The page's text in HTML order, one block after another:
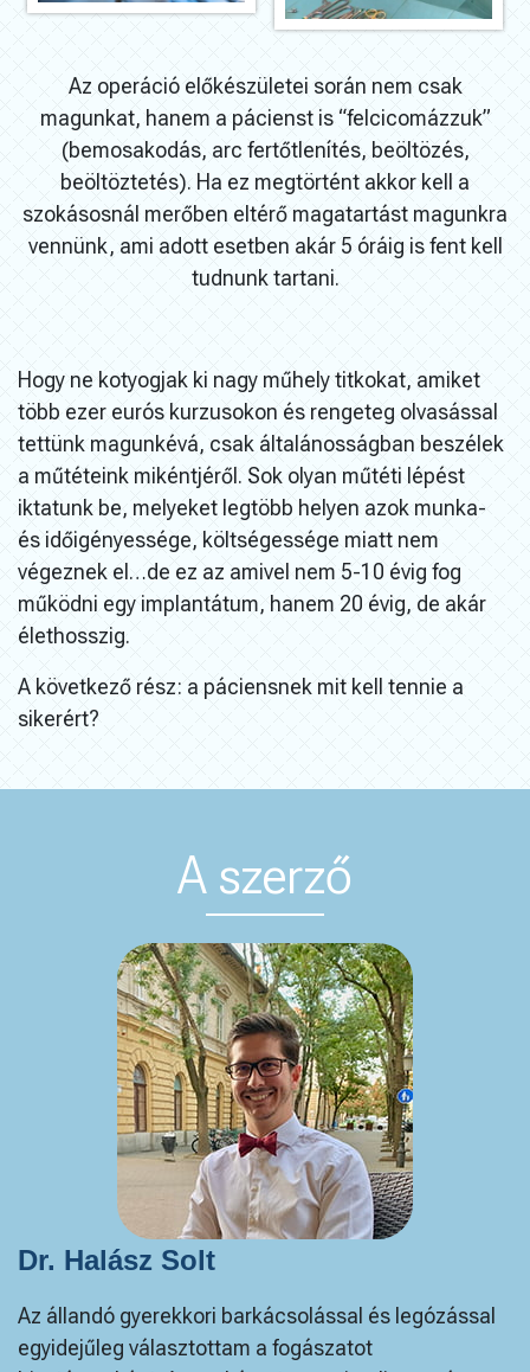
Az operáció előkészületei során nem csak
magunkat, hanem a pácienst is “felcicomázzuk”
(bemosakodás, arc fertőtlenítés, beöltözés,
beöltöztetés). Ha ez megtörtént akkor kell a
szokásosnál merőben eltérő magatartást magunkra
vennünk, ami adott esetben akár 5 óráig is fent kell
tudnunk tartani.
Hogy ne kotyogjak ki nagy műhely titkokat, amiket
több ezer eurós kurzusokon és rengeteg olvasással
tettünk magunkévá, csak általánosságban beszélek
a műtéteink mikéntjéről. Sok olyan műtéti lépést
iktatunk be, melyeket legtöbb helyen azok munka-
és időigényessége, költségessége miatt nem
végeznek el…de ez az amivel nem 5-10 évig fog
működni egy implantátum, hanem 20 évig, de akár
élethosszig.
A következő rész: a páciensnek mit kell tennie a
sikerért?
A szerző
Dr. Halász Solt
Az állandó gyerekkori barkácsolással és legózással
egyidejűleg választottam a fogászatot